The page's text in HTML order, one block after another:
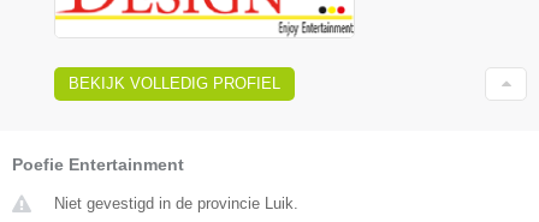
BEKIJK VOLLEDIG PROFIEL
Poefie Entertainment
Niet gevestigd in de provincie Luik.